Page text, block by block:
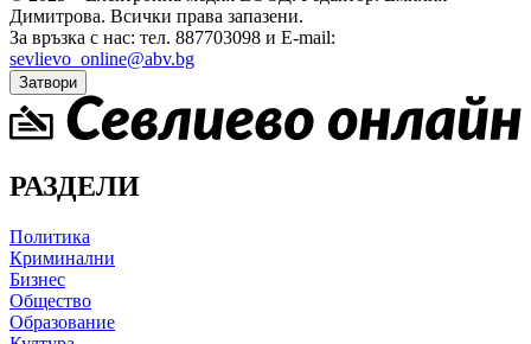
Димитрова. Всички права запазени.
За връзка с нас: тел. 887703098 и E-mail:
sevlievo_online@abv.bg
Затвори
РАЗДЕЛИ
Политика
Криминални
Бизнес
Общество
Образование